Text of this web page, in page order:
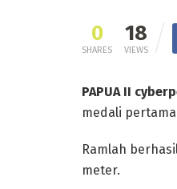
0
SHARES
18
VIEWS
PAPUA II
medali pertama
Ramlah
meter.